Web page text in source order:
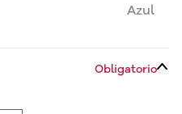
Azul
Obligatorio